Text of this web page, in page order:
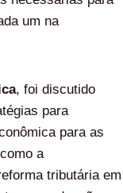
um na
, foi discutido
para
para as
a
tributária em